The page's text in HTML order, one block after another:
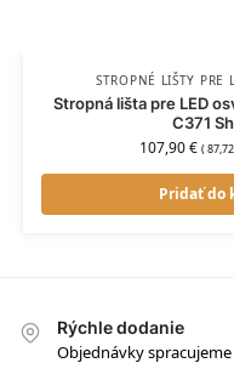
STROPNÉ LIŠTY PRE
Stropná lišta pre LED
C371
107,90€ (87,72
Pridať do
Rýchle dodanie
Objednávky